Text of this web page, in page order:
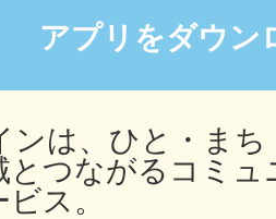
アプリをダウン
ンは、ひと・ま
とつながるコミュ
ス。
相模原